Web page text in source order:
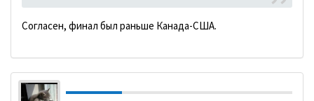
Согласен, финал был раньше Канада-США.